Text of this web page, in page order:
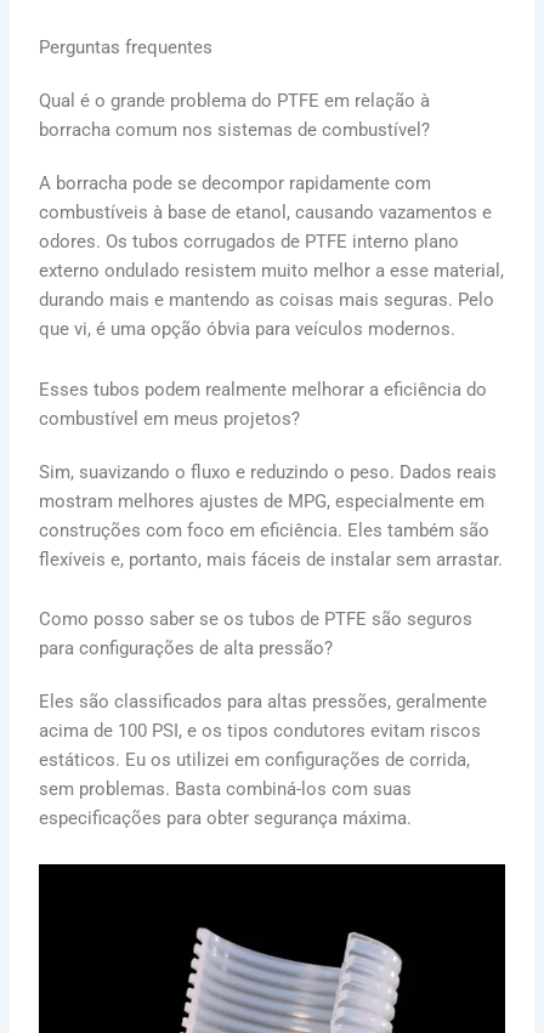
Perguntas frequentes
Qual é o grande problema do PTFE em relação à
borracha comum nos sistemas de combustível?
A borracha pode se decompor rapidamente com
combustíveis à base de etanol, causando vazamentos e
odores. Os tubos corrugados de PTFE interno plano
externo ondulado resistem muito melhor a esse material,
durando mais e mantendo as coisas mais seguras. Pelo
que vi, é uma opção óbvia para veículos modernos.
Esses tubos podem realmente melhorar a eficiência do
combustível em meus projetos?
Sim, suavizando o fluxo e reduzindo o peso. Dados reais
mostram melhores ajustes de MPG, especialmente em
construções com foco em eficiência. Eles também são
flexíveis e, portanto, mais fáceis de instalar sem arrastar.
Como posso saber se os tubos de PTFE são seguros
para configurações de alta pressão?
Eles são classificados para altas pressões, geralmente
acima de 100 PSI, e os tipos condutores evitam riscos
estáticos. Eu os utilizei em configurações de corrida,
sem problemas. Basta combiná-los com suas
especificações para obter segurança máxima.